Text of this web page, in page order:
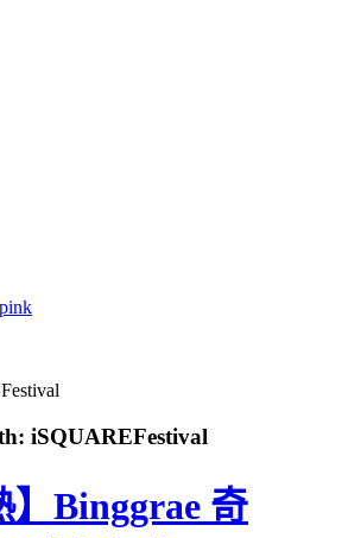
iSQUAREFestival
】Binggrae 奇